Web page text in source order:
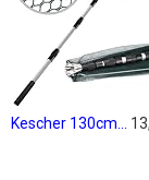
Kescher 130cm...